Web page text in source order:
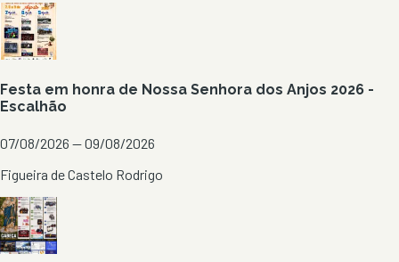
Festa em honra de Nossa Senhora dos Anjos 2026 -
Escalhão
07/08/2026 — 09/08/2026
Figueira de Castelo Rodrigo